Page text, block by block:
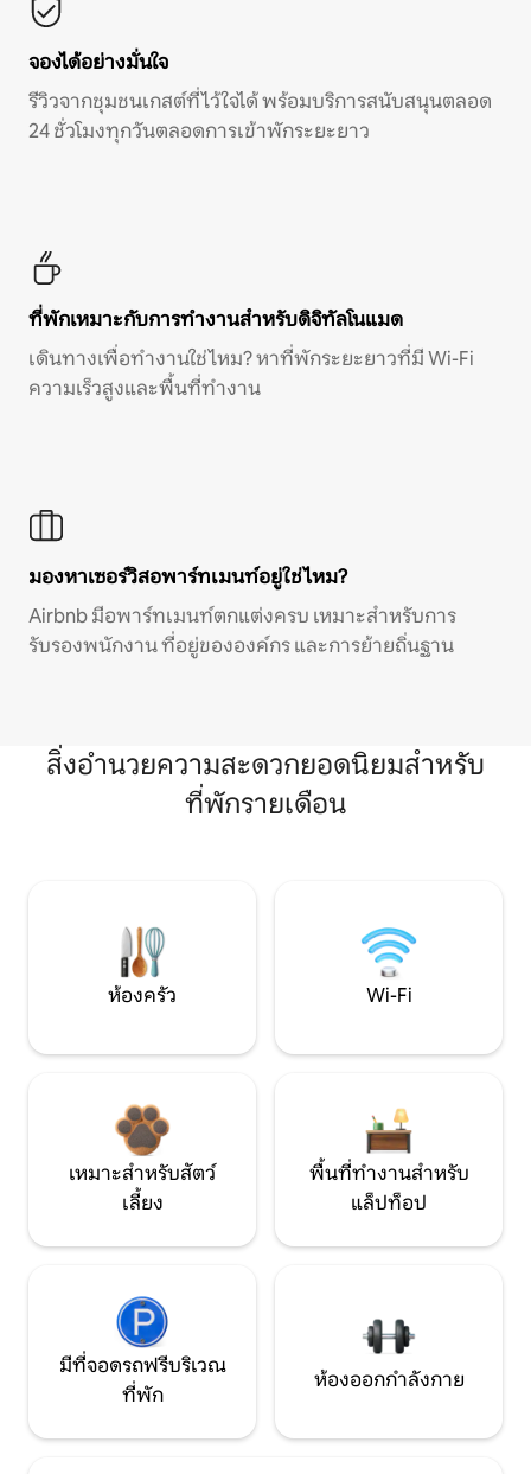
จองได้อย่างมั่นใจ
รีวิวจากชุมชนเกสต์ที่ไว้ใจได้ พร้อมบริการสนับสนุนตลอด
24 ชั่วโมงทุกวันตลอดการเข้าพักระยะยาว
ที่พักเหมาะกับการทำงานสำหรับดิจิทัลโนแมด
เดินทางเพื่อทำงานใช่ไหม? หาที่พักระยะยาวที่มี Wi-Fi
ความเร็วสูงและพื้นที่ทำงาน
มองหาเซอร์วิสอพาร์ทเมนท์อยู่ใช่ไหม?
Airbnb มีอพาร์ทเมนท์ตกแต่งครบ เหมาะสำหรับการ
รับรองพนักงาน ที่อยู่ขององค์กร และการย้ายถิ่นฐาน
สิ่งอำนวยความสะดวกยอดนิยมสำหรับ
ที่พักรายเดือน
ห้องครัว Wi-Fi
เหมาะสำหรับสัตว์
เลี้ยง
พื้นที่ทำงานสำหรับ
แล็ปท็อป
มีที่จอดรถฟรีบริเวณ
ที่พัก
ห้องออกกำลังกาย